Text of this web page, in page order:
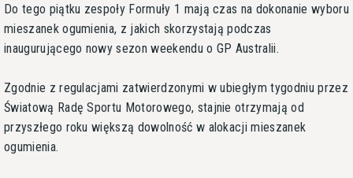
Do tego piątku zespoły Formuły 1 mają czas na dokonanie wyboru
mieszanek ogumienia, z jakich skorzystają podczas
inaugurującego nowy sezon weekendu o GP Australii.
Zgodnie z regulacjami zatwierdzonymi w ubiegłym tygodniu przez
Światową Radę Sportu Motorowego, stajnie otrzymają od
przyszłego roku większą dowolność w alokacji mieszanek
ogumienia.